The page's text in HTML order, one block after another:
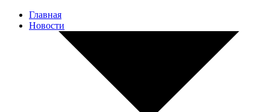
Главная
Новости